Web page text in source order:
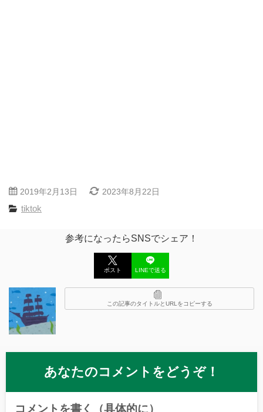
2019年2月13日 2023年8月22日
tiktok
参考になったらSNSでシェア！
ポスト LINEで送る
この記事のタイトルとURLをコピーする
あなたのコメントをどうぞ！
コメントを書く（具体的に）